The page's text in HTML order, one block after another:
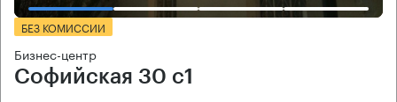
БЕЗ КОМИССИИ
Бизнес-центр
Софийская 30 с1